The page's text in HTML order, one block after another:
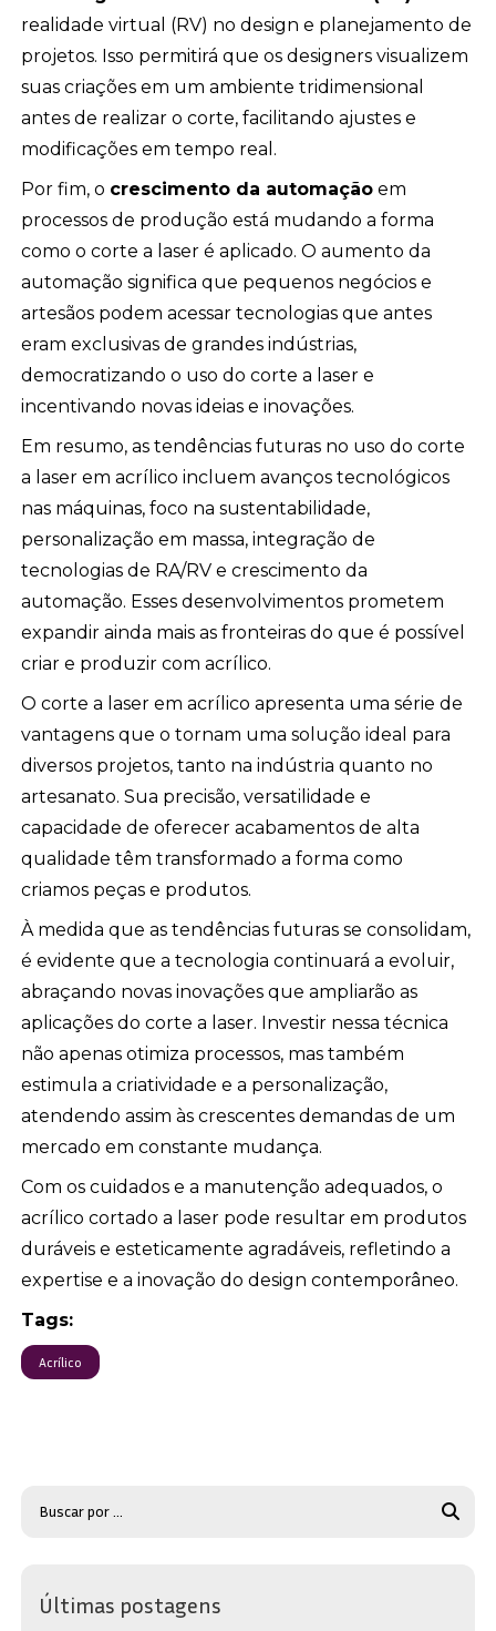
realidade virtual (RV) no design e planejamento de
projetos. Isso permitirá que os designers visualizem
suas criações em um ambiente tridimensional
antes de realizar o corte, facilitando ajustes e
modificações em tempo real.
Por fim, o crescimento da automação em
processos de produção está mudando a forma
como o corte a laser é aplicado. O aumento da
automação significa que pequenos negócios e
artesãos podem acessar tecnologias que antes
eram exclusivas de grandes indústrias,
democratizando o uso do corte a laser e
incentivando novas ideias e inovações.
Em resumo, as tendências futuras no uso do corte
a laser em acrílico incluem avanços tecnológicos
nas máquinas, foco na sustentabilidade,
personalização em massa, integração de
tecnologias de RA/RV e crescimento da
automação. Esses desenvolvimentos prometem
expandir ainda mais as fronteiras do que é possível
criar e produzir com acrílico.
O corte a laser em acrílico apresenta uma série de
vantagens que o tornam uma solução ideal para
diversos projetos, tanto na indústria quanto no
artesanato. Sua precisão, versatilidade e
capacidade de oferecer acabamentos de alta
qualidade têm transformado a forma como
criamos peças e produtos.
À medida que as tendências futuras se consolidam,
é evidente que a tecnologia continuará a evoluir,
abraçando novas inovações que ampliarão as
aplicações do corte a laser. Investir nessa técnica
não apenas otimiza processos, mas também
estimula a criatividade e a personalização,
atendendo assim às crescentes demandas de um
mercado em constante mudança.
Com os cuidados e a manutenção adequados, o
acrílico cortado a laser pode resultar em produtos
duráveis e esteticamente agradáveis, refletindo a
expertise e a inovação do design contemporâneo.
Tags:
Acrílico
Últimas postagens